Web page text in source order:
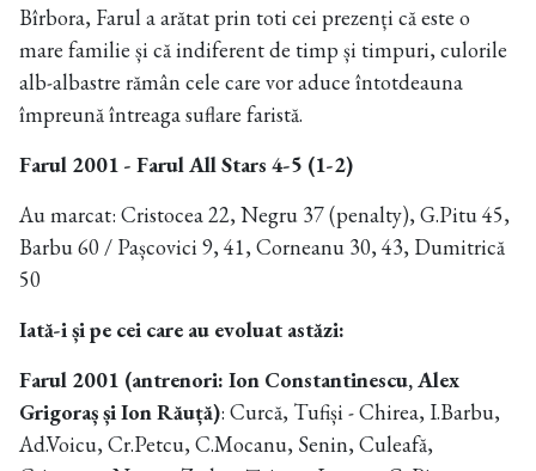
Bîrbora, Farul a arătat prin toti cei prezenți că este o
mare familie și că indiferent de timp și timpuri, culorile
alb-albastre rămân cele care vor aduce întotdeauna
împreună întreaga suflare faristă.
Farul 2001 - Farul All Stars 4-5 (1-2)
Au marcat: Cristocea 22, Negru 37 (penalty), G.Pitu 45,
Barbu 60 / Pașcovici 9, 41, Corneanu 30, 43, Dumitrică
50
Iată-i și pe cei care au evoluat astăzi:
Farul 2001 (antrenori: Ion Constantinescu, Alex
Grigoraș și Ion Răuță): Curcă, Tufiși - Chirea, I.Barbu,
Ad.Voicu, Cr.Petcu, C.Mocanu, Senin, Culeafă,